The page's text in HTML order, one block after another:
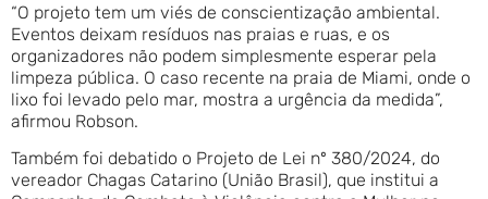
“O projeto tem um viés de conscientização ambiental.
Eventos deixam resíduos nas praias e ruas, e os
organizadores não podem simplesmente esperar pela
limpeza pública. O caso recente na praia de Miami, onde o
lixo foi levado pelo mar, mostra a urgência da medida”,
afirmou Robson.
Também foi debatido o Projeto de Lei nº 380/2024, do
vereador Chagas Catarino (União Brasil), que institui a